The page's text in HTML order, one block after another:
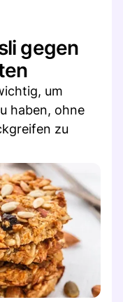
gegen
um
haben, ohne
zu